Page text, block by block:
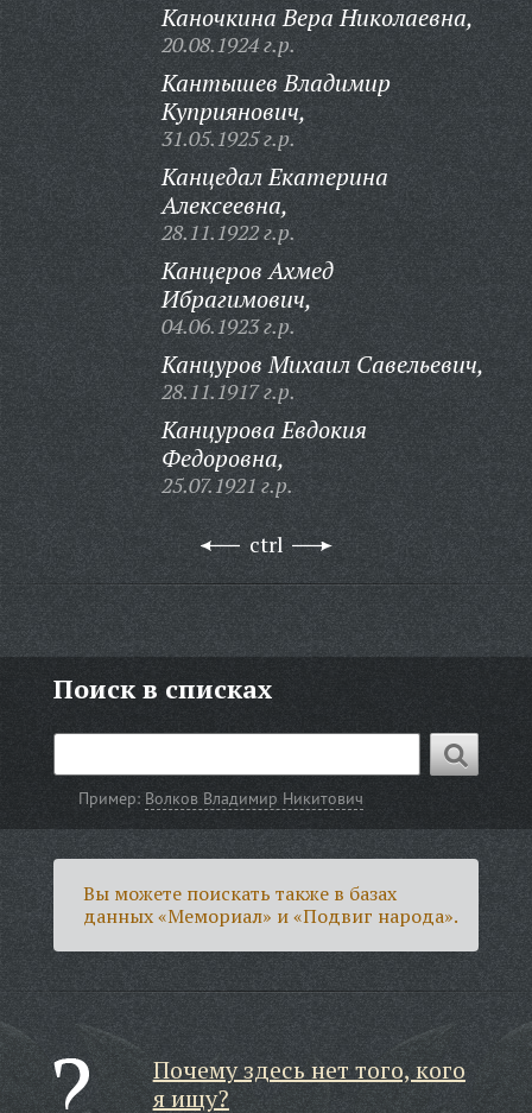
Каночкина Вера Николаевна,
20.08.1924 г.р.
Кантышев Владимир
Куприянович,
31.05.1925 г.р.
Канцедал Екатерина
Алексеевна,
28.11.1922 г.р.
Канцеров Ахмед
Ибрагимович,
04.06.1923 г.р.
Канцуров Михаил Савельевич,
28.11.1917 г.р.
Канцурова Евдокия
Федоровна,
25.07.1921 г.р.
ctrl
Поиск в списках
Пример: Волков Владимир Никитович
Вы можете поискать также в базах
данных «Мемориал» и «Подвиг народа».
Почему здесь нет того, кого
я ищу?